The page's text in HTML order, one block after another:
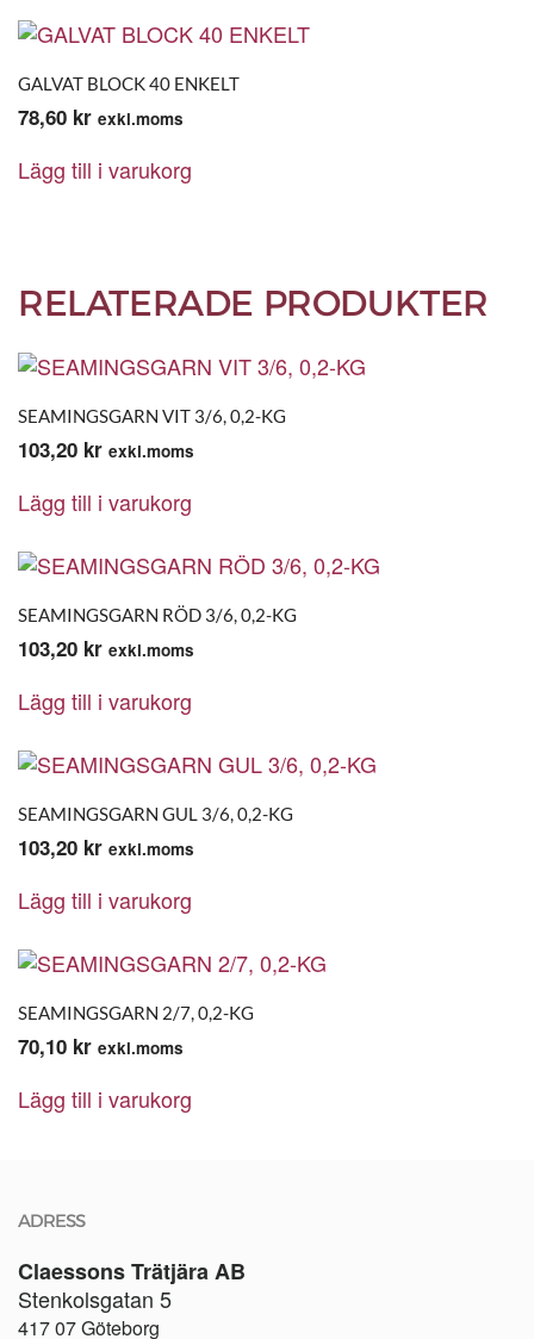
GALVAT BLOCK 40 ENKELT
78,60 kr exkl.moms
Lägg till i varukorg
RELATERADE PRODUKTER
SEAMINGSGARN VIT 3/6, 0,2-KG
103,20 kr exkl.moms
Lägg till i varukorg
SEAMINGSGARN RÖD 3/6, 0,2-KG
103,20 kr exkl.moms
Lägg till i varukorg
SEAMINGSGARN GUL 3/6, 0,2-KG
103,20 kr exkl.moms
Lägg till i varukorg
SEAMINGSGARN 2/7, 0,2-KG
70,10 kr exkl.moms
Lägg till i varukorg
ADRESS
Claessons Trätjära AB
Stenkolsgatan 5
417 07 Göteborg